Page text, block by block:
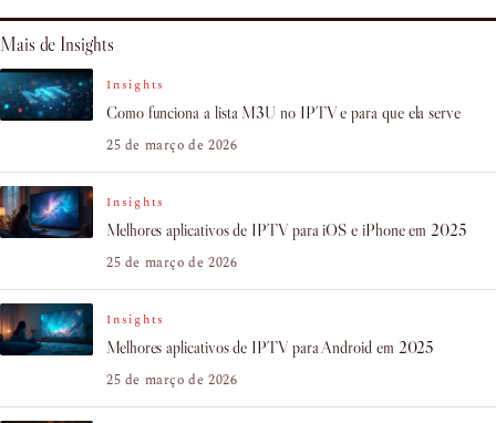
Mais de Insights
Insights
Como funciona a lista M3U no IPTV e para que ela serve
25 de março de 2026
Insights
Melhores aplicativos de IPTV para iOS e iPhone em 2025
25 de março de 2026
Insights
Melhores aplicativos de IPTV para Android em 2025
25 de março de 2026